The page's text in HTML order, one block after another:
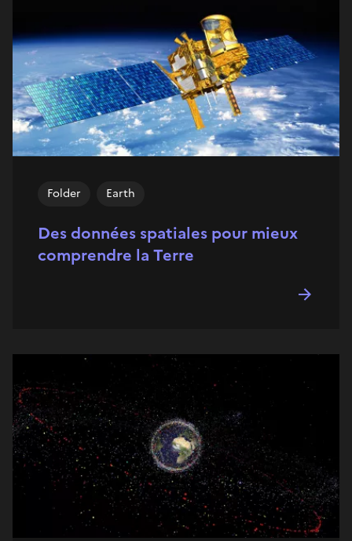
Des données spatiales pour mieux
comprendre la Terre
Folder Earth